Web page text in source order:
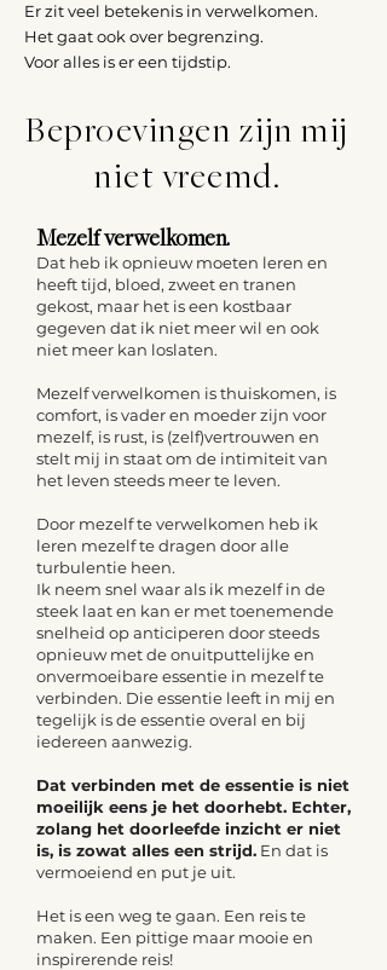
Er zit veel betekenis in verwelkomen.
Het gaat ook over begrenzing.
Voor alles is er een tijdstip.
Beproevingen zijn mij
niet vreemd.
Mezelf verwelkomen.
Dat heb ik opnieuw moeten leren en
heeft tijd, bloed, zweet en tranen
gekost, maar het is een kostbaar
gegeven dat ik niet meer wil en ook
niet meer kan loslaten.
Mezelf verwelkomen is thuiskomen, is
comfort, is vader en moeder zijn voor
mezelf, is rust, is (zelf)vertrouwen en
stelt mij in staat om de intimiteit van
het leven steeds meer te leven.
Door mezelf te verwelkomen heb ik
leren mezelf te dragen door alle
turbulentie heen.
Ik neem snel waar als ik mezelf in de
steek laat en kan er met toenemende
snelheid op anticiperen door steeds
opnieuw met de onuitputtelijke en
onvermoeibare essentie in mezelf te
verbinden. Die essentie leeft in mij en
tegelijk is de essentie overal en bij
iedereen aanwezig.
Dat verbinden met de essentie is niet
moeilijk eens je het doorhebt. Echter,
zolang het doorleefde inzicht er niet
is, is zowat alles een strijd. En dat is
vermoeiend en put je uit.
Het is een weg te gaan. Een reis te
maken. Een pittige maar mooie en
inspirerende reis!